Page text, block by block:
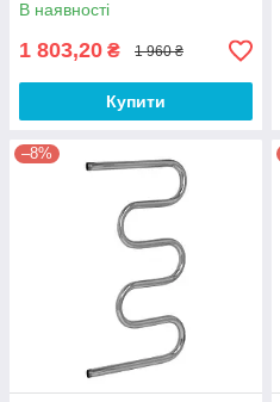
В наявності
1 803,20 ₴ 1 960 ₴
Купити
–8%